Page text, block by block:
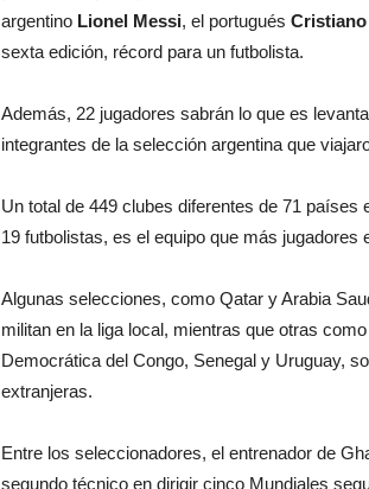
argentino Lionel Messi, el portugués
sexta edición, récord para un futbolista.
Además, 22 jugadores sabrán lo que es
integrantes de la selección argentina que
Un total de 449 clubes diferentes de 71
19 futbolistas, es el equipo que más jugadores
Algunas selecciones, como Qatar y Arabia
militan en la liga local, mientras que otras
Democrática del Congo, Senegal y Uruguay,
extranjeras.
Entre los seleccionadores, el entrenador de
segundo técnico en dirigir cinco Mundiales